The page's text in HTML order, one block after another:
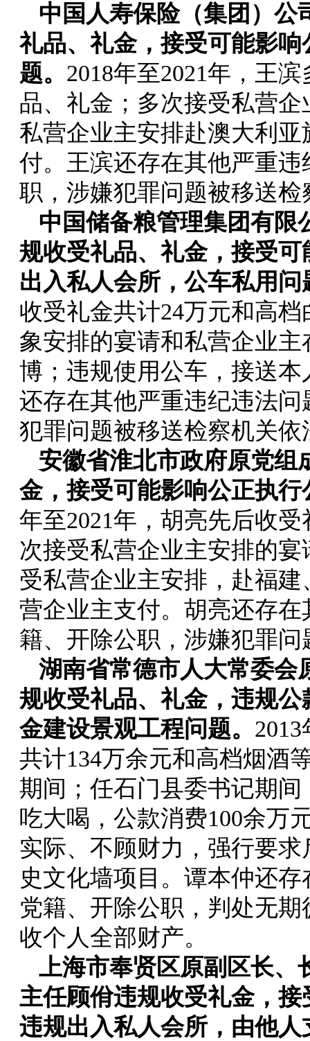
中国人寿保险（集团）公
礼品、礼金，接受可能影
题。 2018年至2021年，王
品、礼金；多次接受私营
私营企业主安排赴澳大利
付。王滨还存在其他严重
职，涉嫌犯罪问题被移送
中国储备粮管理集团有限
规收受礼品、礼金，接受
出入私人会所，公车私用问
收受礼金共计24万元和高
象安排的宴请和私营企业
博；违规使用公车，接送
还存在其他严重违纪违法
犯罪问题被移送检察机关依
安徽省淮北市政府原党组
金，接受可能影响公正执
年至2021年，胡亮先后收
次接受私营企业主安排的
受私营企业主安排，赴福
营企业主支付。胡亮还存
籍、开除公职，涉嫌犯罪
湖南省常德市人大常委会
规收受礼品、礼金，违规
金建设景观工程问题。
共计134万余元和高档烟酒
期间；任石门县委书记期
吃大喝，公款消费100余万
实际、不顾财力，强行要
史文化墙项目。谭本仲还
党籍、开除公职，判处无
收个人全部财产。
上海市奉贤区原副区长、
主任顾佾违规收受礼金，
违规出入私人会所，由他